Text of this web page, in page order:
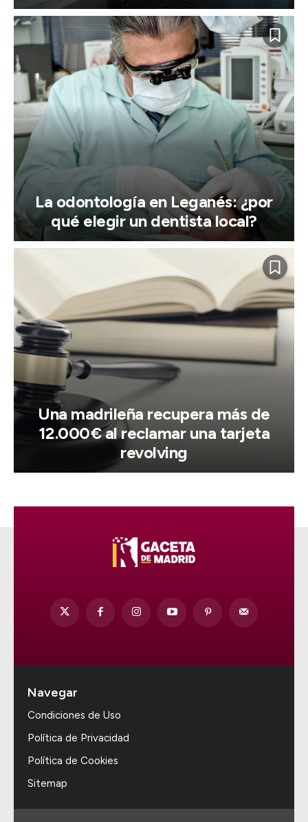
La odontología en Leganés: ¿por
qué elegir un dentista local?
Una madrileña recupera más de
12.000€ al reclamar una tarjeta
revolving
Navegar
Condiciones de Uso
Política de Privacidad
Política de Cookies
Sitemap